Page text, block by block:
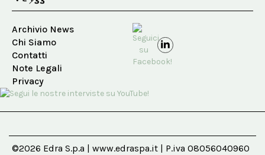
Archivio News
Chi Siamo
Contatti
Note Legali
Privacy
©2026 Edra S.p.a | www.edraspa.it | P.iva 08056040960